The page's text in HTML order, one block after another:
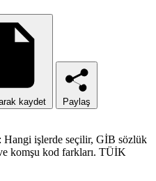
kaydet Paylaş
Hangi işlerde seçilir, GİB sözlük
komşu kod farkları. TÜİK